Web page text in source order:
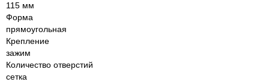
115 мм
Форма
прямоугольная
Крепление
зажим
Количество отверстий
сетка